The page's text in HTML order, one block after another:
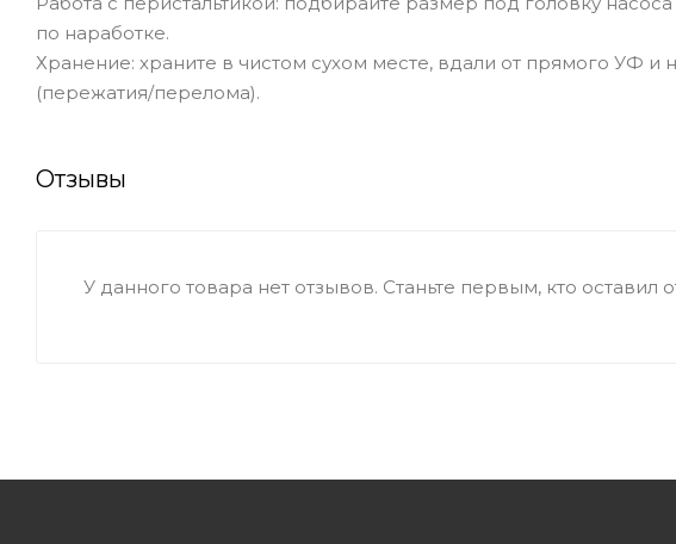
по наработке.
Хранение: храните в чистом сухом месте, вдали от прямого УФ
(пережатия/перелома).
Отзывы
У данного товара нет отзывов. Станьте первым, кто оставил